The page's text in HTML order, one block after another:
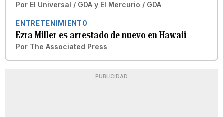
Por El Universal / GDA y El Mercurio / GDA
ENTRETENIMIENTO
Ezra Miller es arrestado de nuevo en Hawaii
Por The Associated Press
PUBLICIDAD